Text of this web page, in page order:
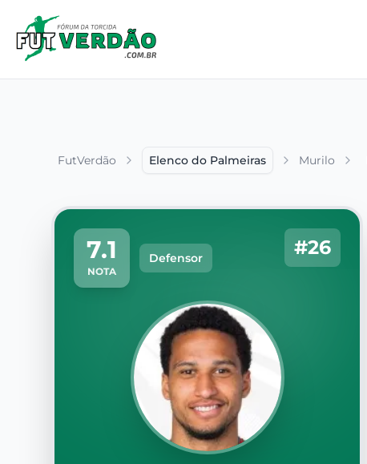
FutVerdão Elenco do Palmeiras Murilo
7.1
NOTA
Defensor #26